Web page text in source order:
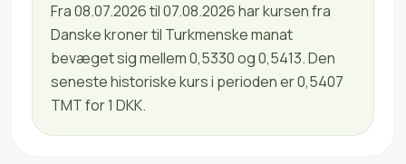
Fra 08.07.2026 til 07.08.2026 har kursen fra
Danske kroner til Turkmenske manat
bevæget sig mellem 0,5330 og 0,5413. Den
seneste historiske kurs i perioden er 0,5407
TMT for 1 DKK.